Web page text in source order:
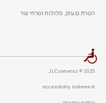
הסרת נגעים, פלולות וסרחי עור
JLCosmetics © 2025
accessibility statement